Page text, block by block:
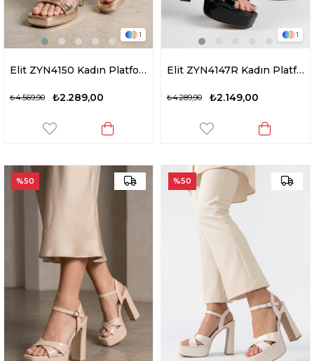
1
Elit ZYN4150 Kadın Platform Ayakkabı Altın
₺2.289,00
₺4.569,90
1
Elit ZYN4147R Kadın Platform Ayakkabı Siyah
₺2.149,00
₺4.289,90
%50 %50